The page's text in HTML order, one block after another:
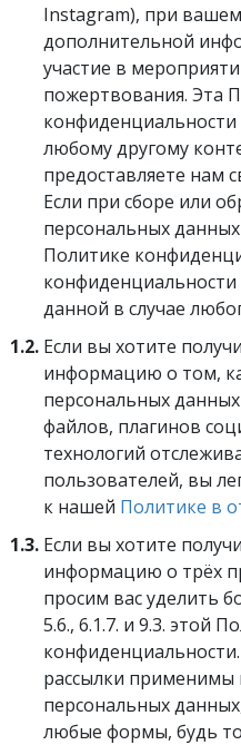
Instagram), при
дополнительной
участие в
пожертвования. Эта
любому другому
предоставляете нам
Если при сборе или
персональных
Политике
данной в случае
1.2. Если вы хотите
информацию о том,
персональных
файлов, плагинов
технологий
пользователей, вы
к нашей Политике в
1.3. Если вы хотите
информацию о трёх
просим вас уделить
5.6., 6.1.7. и 9.3. этой
рассылки применимы
персональных
любые формы, будь